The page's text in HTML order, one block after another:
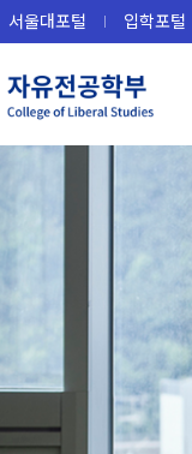
서울대포털 입학포털